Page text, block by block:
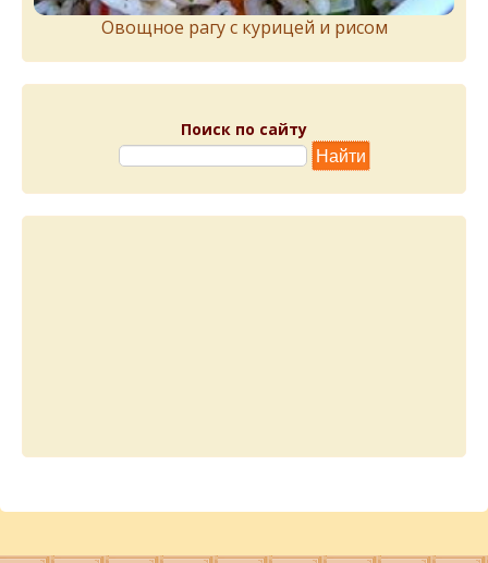
Овощное рагу с курицей и рисом
Поиск по сайту